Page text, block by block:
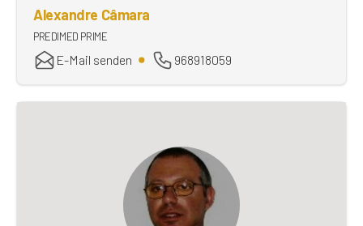
Alexandre Câmara
PREDIMED PRIME
E-Mail senden 968918059